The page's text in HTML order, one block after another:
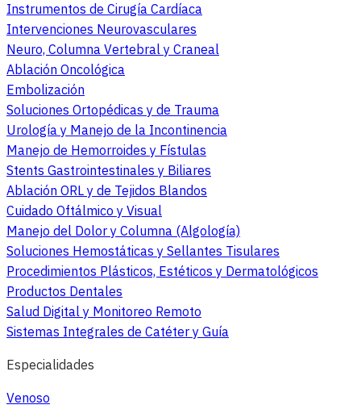
Instrumentos de Cirugía Cardíaca
Intervenciones Neurovasculares
Neuro, Columna Vertebral y Craneal
Ablación Oncológica
Embolización
Soluciones Ortopédicas y de Trauma
Urología y Manejo de la Incontinencia
Manejo de Hemorroides y Fístulas
Stents Gastrointestinales y Biliares
Ablación ORL y de Tejidos Blandos
Cuidado Oftálmico y Visual
Manejo del Dolor y Columna (Algología)
Soluciones Hemostáticas y Sellantes Tisulares
Procedimientos Plásticos, Estéticos y Dermatológicos
Productos Dentales
Salud Digital y Monitoreo Remoto
Sistemas Integrales de Catéter y Guía
Especialidades
Venoso